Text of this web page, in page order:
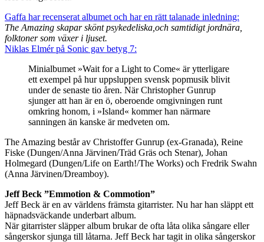
Gaffa har recenserat albumet och har en rätt talanade inledning:
The Amazing skapar skönt psykedeliska,och samtidigt jordnära,
folktoner som växer i ljuset.
Niklas Elmér på Sonic gav betyg 7:
Minialbumet »Wait for a Light to Come« är ytterligare
ett exempel på hur uppsluppen svensk popmusik blivit
under de senaste tio åren. När Christopher Gunrup
sjunger att han är en ö, oberoende omgivningen runt
omkring honom, i »Island« kommer han närmare
sanningen än kanske är medveten om.
The Amazing består av Christoffer Gunrup (ex-Granada), Reine
Fiske (Dungen/Anna Järvinen/Träd Gräs och Stenar), Johan
Holmegard (Dungen/Life on Earth!/The Works) och Fredrik Swahn
(Anna Järvinen/Dreamboy).
Jeff Beck ”Emmotion & Commotion”
Jeff Beck är en av världens främsta gitarrister. Nu har han släppt ett
häpnadsväckande underbart album.
När gitarrister släpper album brukar de ofta låta olika sångare eller
sångerskor sjunga till låtarna. Jeff Beck har tagit in olika sångerskor